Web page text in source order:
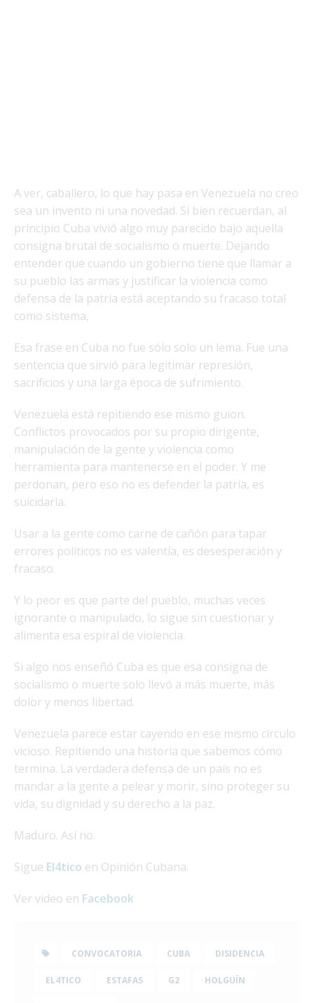
A ver, caballero, lo que hay pasa en Venezuela no creo
sea un invento ni una novedad. Si bien recuerdan, al
principio Cuba vivió algo muy parecido bajo aquella
consigna brutal de socialismo o muerte. Dejando
entender que cuando un gobierno tiene que llamar a
su pueblo las armas y justificar la violencia como
defensa de la patria está aceptando su fracaso total
como sistema,
Esa frase en Cuba no fue sólo solo un lema. Fue una
sentencia que sirvió para legitimar represión,
sacrificios y una larga época de sufrimiento.
Venezuela está repitiendo ese mismo guion.
Conflictos provocados por su propio dirigente,
manipulación de la gente y violencia como
herramienta para mantenerse en el poder. Y me
perdonan, pero eso no es defender la patria, es
suicidarla.
Usar a la gente como carne de cañón para tapar
errores políticos no es valentía, es desesperación y
fracaso.
Y lo peor es que parte del pueblo, muchas veces
ignorante o manipulado, lo sigue sin cuestionar y
alimenta esa espiral de violencia.
Si algo nos enseñó Cuba es que esa consigna de
socialismo o muerte solo llevó a más muerte, más
dolor y menos libertad.
Venezuela parece estar cayendo en ese mismo círculo
vicioso. Repitiendo una historia que sabemos cómo
termina. La verdadera defensa de un país no es
mandar a la gente a pelear y morir, sino proteger su
vida, su dignidad y su derecho a la paz.
Maduro. Así no.
Sigue El4tico en Opinión Cubana.
Ver video en Facebook
CONVOCATORIA CUBA DISIDENCIA
EL4TICO ESTAFAS G2 HOLGUÍN